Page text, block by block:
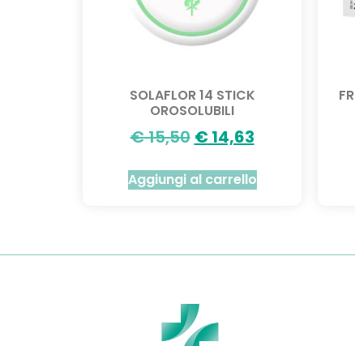
SOLAFLOR 14 STICK
OROSOLUBILI
€15,50 €14,63
Aggiungi al carrello